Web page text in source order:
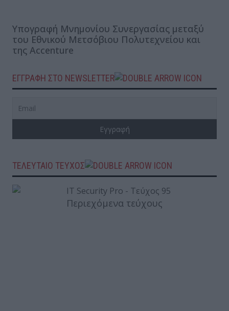
Υπογραφή Μνημονίου Συνεργασίας μεταξύ
του Εθνικού Μετσόβιου Πολυτεχνείου και
της Accenture
ΕΓΓΡΑΦΗ ΣΤΟ NEWSLETTER
ΤΕΛΕΥΤΑΙΟ ΤΕΥΧΟΣ
Περιεχόμενα τεύχους